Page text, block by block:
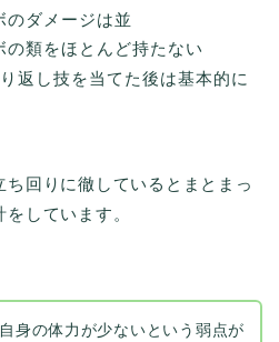
のダメージは並
の類をほとんど持たない
返し技を当てた後は基本的に
回りに徹しているとまとまっ
しています。
身の体力が少ないという弱点が